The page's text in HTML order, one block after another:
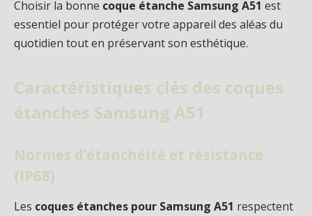
Choisir la bonne coque étanche Samsung A51 est
essentiel pour protéger votre appareil des aléas du
quotidien tout en préservant son esthétique.
Caractéristiques clés des coques
étanches Samsung A51
Normes d’étanchéité et résistance
(IP68)
Les coques étanches pour Samsung A51 respectent